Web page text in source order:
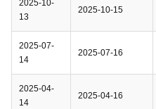
2025-10-
13
2025-10-15
2025-07-
14
2025-07-16
2025-04-
14
2025-04-16